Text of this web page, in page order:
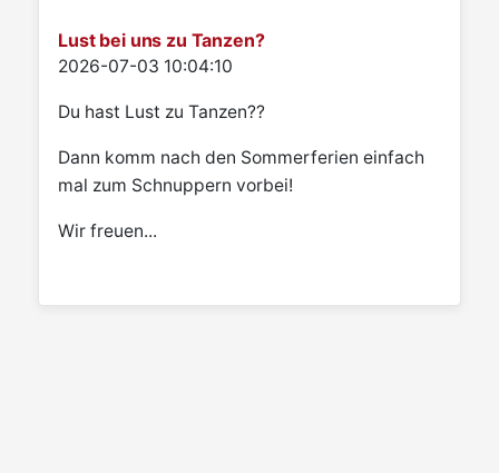
Lust bei uns zu Tanzen?
Details
2026-07-03 10:04:10
Du hast Lust zu Tanzen??
Dann komm nach den Sommerferien einfach
mal zum Schnuppern vorbei!
Wir freuen...